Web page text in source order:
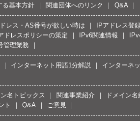
る基本方針 関連団体へのリンク Q&A
ドレス・AS番号が欲しい時は IPアドレス登
ドレスポリシーの策定 IPv6関連情報
管理業務
インターネット用語1分解説 インターネ
ン名トピックス 関連事業紹介 ドメイン
ト Q&A ご意見